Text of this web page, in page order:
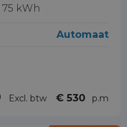
kWh
Automaat
Excl. btw € 530 p.m